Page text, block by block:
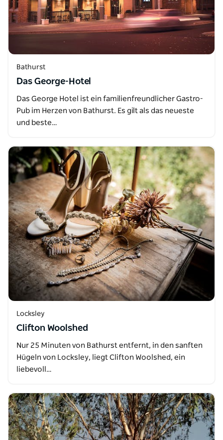
Bathurst
Das George-Hotel
Das George Hotel ist ein familienfreundlicher Gastro-
Pub im Herzen von Bathurst. Es gilt als das neueste
und beste…
Locksley
Clifton Woolshed
Nur 25 Minuten von Bathurst entfernt, in den sanften
Hügeln von Locksley, liegt Clifton Woolshed, ein
liebevoll…